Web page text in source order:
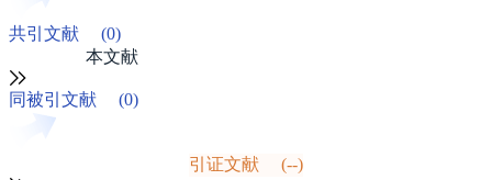
共引文献
(0)
本文献
同被引文献 (0)
引证文献 (--)